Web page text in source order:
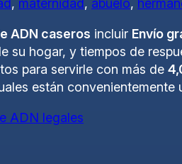
, maternidad, abuelo,
ADN caseros incluir Envío
su hogar, y tiempos de
para servirle con más de
están
ADN legales